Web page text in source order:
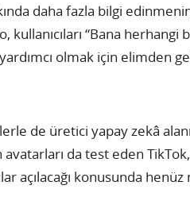
daha fazla bilgi
kullanıcıları “Bana
yardımcı olmak için elimden
de üretici yapay zekâ
da test eden
açılacağı konusunda